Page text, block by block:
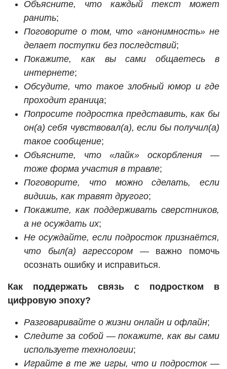
Объясните, что каждый текст может
ранить;
Поговорите о том, что «анонимность» не
делает поступки без последствий;
Покажите, как вы сами общаетесь в
интернете;
Обсудите, что такое злобный юмор и где
проходит граница;
Попросите подростка представить, как бы
он(а) себя чувствовал(а), если бы получил(а)
такое сообщение;
Объясните, что «лайк» оскорбления —
тоже форма участия в травле;
Поговорите, что можно сделать, если
видишь, как травят другого;
Покажите, как поддерживать сверстников,
а не осуждать их;
Не осуждайте, если подросток признаётся,
что был(а) агрессором — важно помочь
осознать ошибку и исправиться.
Как поддержать связь с подростком в
цифровую эпоху?
Разговаривайте о жизни онлайн и офлайн;
Следите за собой — покажите, как вы сами
используете технологии;
Играйте в те же игры, что и подросток —